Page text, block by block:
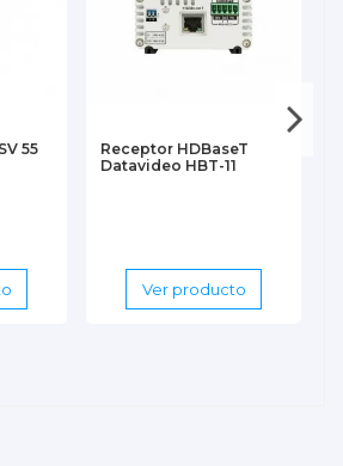
55
Receptor HDBaseT
Datavideo HBT-11
Ver producto